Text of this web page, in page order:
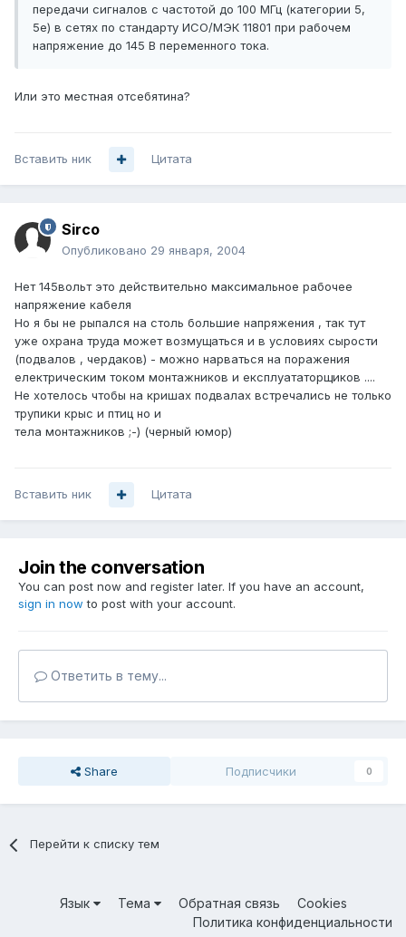
передачи сигналов с частотой до 100 МГц (категории 5,
5е) в сетях по стандарту ИСО/МЭК 11801 при рабочем
напряжение до 145 В переменного тока.
Или это местная отсебятина?
Вставить ник Цитата
Sirco
Опубликовано 29 января, 2004
Нет 145вольт это действительно максимальное рабочее
напряжение кабеля
Но я бы не рыпался на столь большие напряжения , так тут
уже охрана труда может возмущаться и в условиях сырости
(подвалов , чердаков) - можно нарваться на поражения
електрическим током монтажников и експлуататорщиков ....
Не хотелось чтобы на кришах подвалах встречались не только
трупики крыс и птиц но и
тела монтажников ;-) (черный юмор)
Вставить ник Цитата
Join the conversation
You can post now and register later. If you have an account,
sign in now to post with your account.
Ответить в тему...
Share Подписчики 0
Перейти к списку тем
Язык Тема Обратная связь
Cookies
Политика конфиденциальности